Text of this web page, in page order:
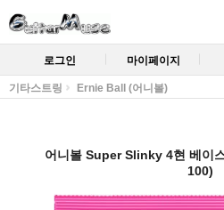
로그인 마이페이지
기타스트링 Ernie Ball (어니볼)
어니볼 Super Slinky 4현 베이
100)